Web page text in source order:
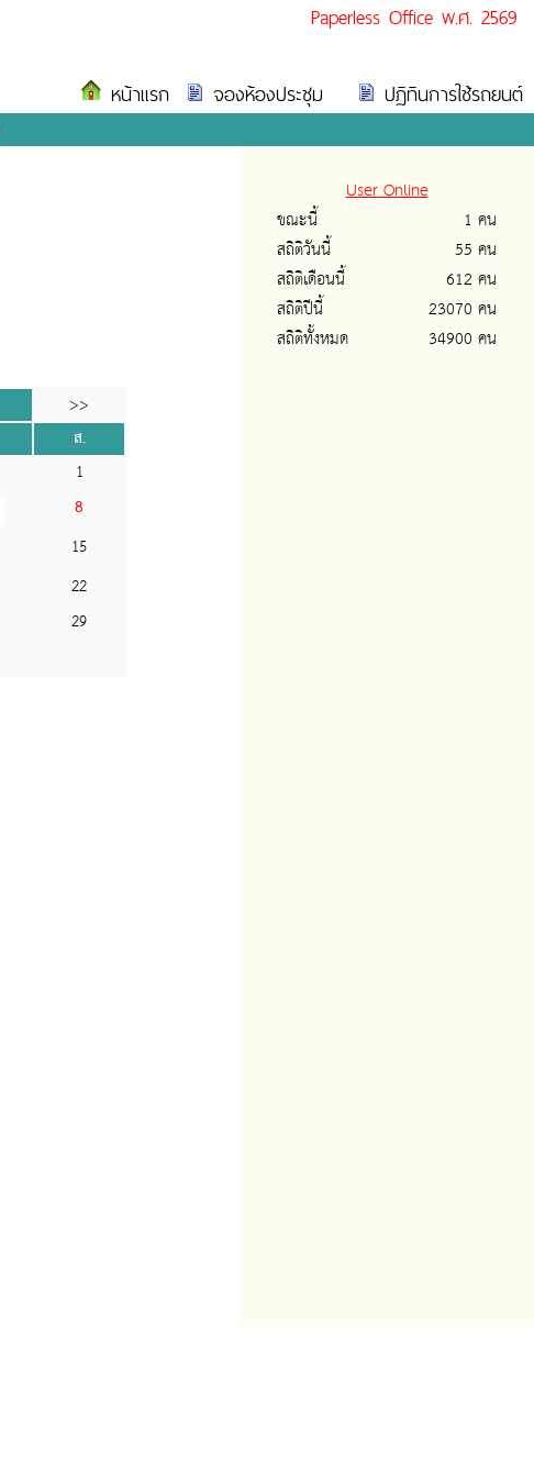
Paperless Office พ.ศ. 2569
หน้าแรก จองห้องประชุม ปฏิทินการใช้รถยนต์
>>
ส.
1
8
15
22
29
User Online
ขณะนี้
1 คน
สถิติวันนี้
55 คน
สถิติเดือนนี้
612 คน
สถิติปีนี้
23070 คน
สถิติทั้งหมด
34900 คน